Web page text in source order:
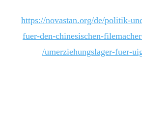
https://novastan.org/de/politik-
fuer-den-chinesischen-
umerziehungslager-fuer-